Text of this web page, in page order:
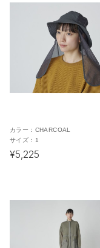
カラー： CHARCOAL
サイズ： 1
¥5,225